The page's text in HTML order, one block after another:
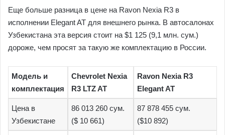
Еще больше разница в цене на Ravon Nexia R3 в
исполнении Elegant AT для внешнего рынка. В автосалонах
Узбекистана эта версия стоит на $1 125 (9,1 млн. сум.)
дороже, чем просят за такую же комплектацию в России.
Модель и
комплектация
Chevrolet Nexia
R3 LTZ AT
Ravon Nexia R3
Elegant AT
Цена в
Узбекистане
86 013 260 сум.
($ 10 661)
87 878 455 сум.
($10 892)